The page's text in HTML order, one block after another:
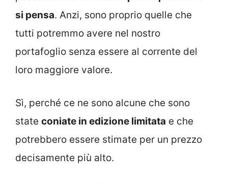
si pensa. Anzi, sono proprio quelle che
tutti potremmo avere nel nostro
portafoglio senza essere al corrente del
loro maggiore valore.
Sì, perché ce ne sono alcune che sono
state coniate in edizione limitata e che
potrebbero essere stimate per un prezzo
decisamente più alto.